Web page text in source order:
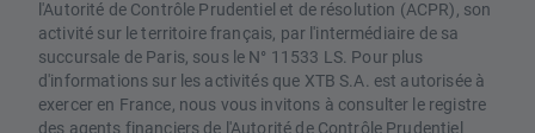
l'Autorité de Contrôle Prudentiel et de résolution (ACPR), son
activité sur le territoire français, par l'intermédiaire de sa
succursale de Paris, sous le N° 11533 LS. Pour plus
d'informations sur les activités que XTB S.A. est autorisée à
exercer en France, nous vous invitons à consulter le registre
des agents financiers de l'Autorité de Contrôle Prudentiel